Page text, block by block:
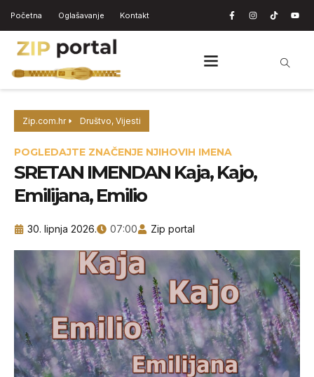
Početna Oglašavanje Kontakt
Zip.com.hr Društvo, Vijesti
POGLEDAJTE ZNAČENJE NJIHOVIH IMENA
SRETAN IMENDAN Kaja, Kajo,
Emilijana, Emilio
30. lipnja 2026. 07:00 Zip portal